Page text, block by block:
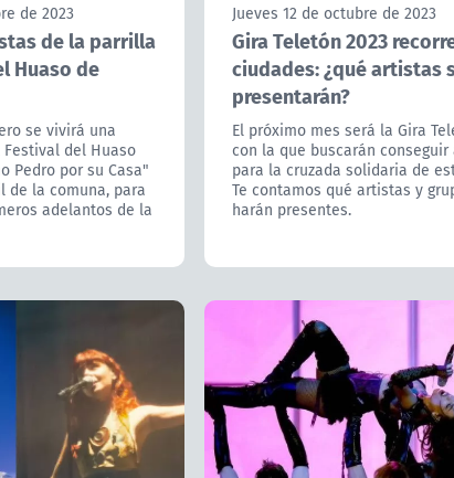
de 2023
de la parrilla
Huaso de
se vivirá una
del Huaso
Pedro por su Casa"
de la comuna, para
adelantos de la
Jueves 12 de octubre de 2023
Gira Teletón 2023
ciudades: ¿qué artistas
presentarán?
El próximo mes será la Gira
con la que buscarán conseguir
para la cruzada solidaria de
Te contamos qué artistas y
harán presentes.